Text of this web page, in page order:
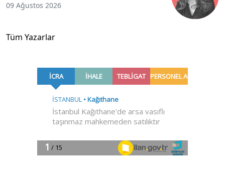
09 Ağustos 2026
Tüm Yazarlar